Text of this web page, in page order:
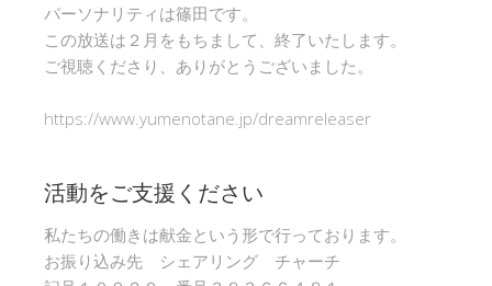
パーソナリティは篠田です。
この放送は２月をもちまして、終了いたします。
ご視聴くださり、ありがとうございました。
https://www.yumenotane.jp/dreamreleaser
活動をご支援ください
私たちの働きは献金という形で行っております。
お振り込み先 シェアリング チャーチ